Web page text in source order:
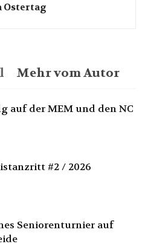
Ostertag
Mehr vom Autor
auf der MEM und den NC
#2 / 2026
Seniorenturnier auf